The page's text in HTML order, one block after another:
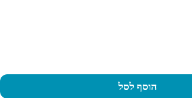
הוסף לסל